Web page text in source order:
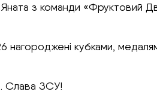
з команди «Фруктовий
кубками,
Слава ЗСУ!